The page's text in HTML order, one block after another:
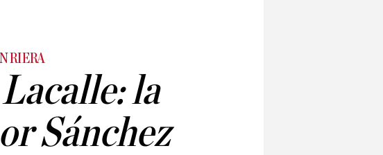
RIERA
la
Sánchez